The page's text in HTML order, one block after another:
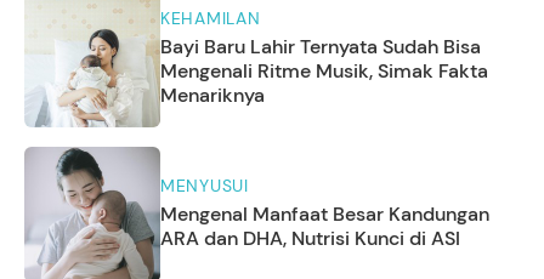
KEHAMILAN
Bayi Baru Lahir Ternyata Sudah Bisa
Mengenali Ritme Musik, Simak Fakta
Menariknya
MENYUSUI
Mengenal Manfaat Besar Kandungan
ARA dan DHA, Nutrisi Kunci di ASI